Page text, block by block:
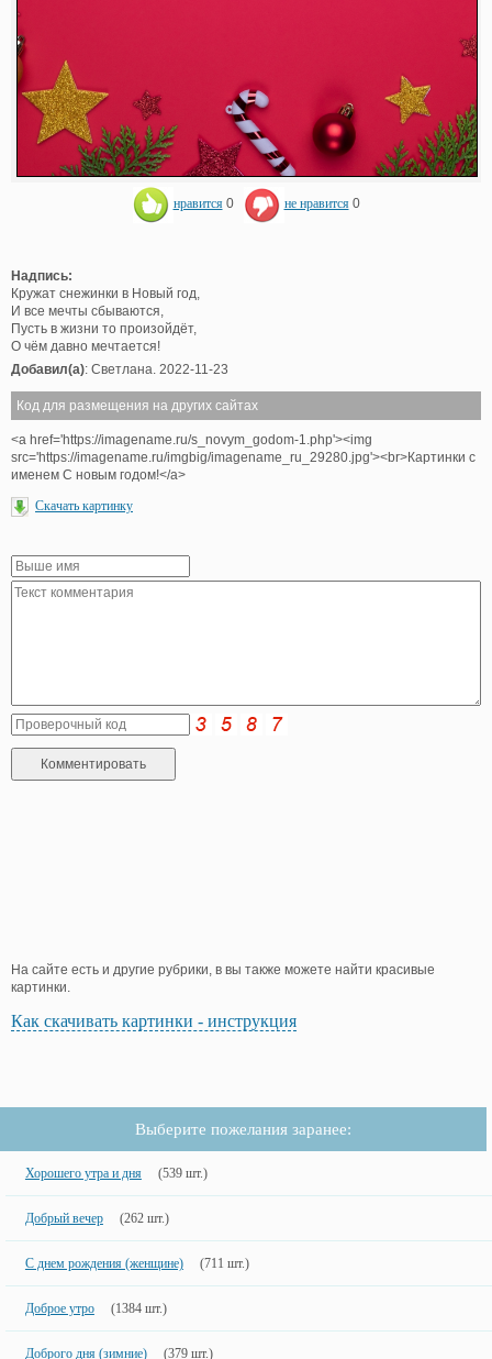
нравится 0 не нравится 0
Надпись:
Кружат снежинки в Новый год,
И все мечты сбываются,
Пусть в жизни то произойдёт,
О чём давно мечтается!
Добавил(а): Светлана. 2022-11-23
Код для размещения на других сайтах
<a href='https://imagename.ru/s_novym_godom-1.php'><img
src='https://imagename.ru/imgbig/imagename_ru_29280.jpg'><br>Картинки с
именем С новым годом!</a>
Скачать картинку
На сайте есть и другие рубрики, в вы также можете найти красивые
картинки.
Как скачивать картинки - инструкция
Выберите пожелания заранее:
Хорошего утра и дня (539 шт.)
Добрый вечер (262 шт.)
С днем рождения (женщине) (711 шт.)
Доброе утро (1384 шт.)
Доброго дня (зимние) (379 шт.)